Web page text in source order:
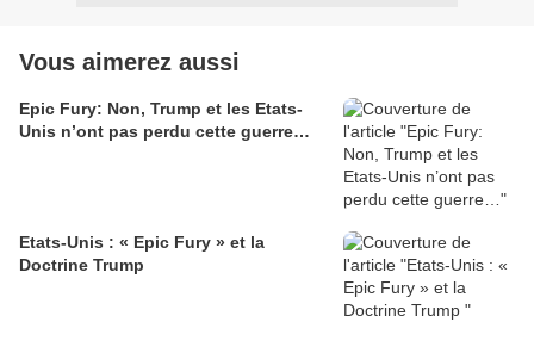
Vous aimerez aussi
Epic Fury: Non, Trump et les Etats-
Unis n’ont pas perdu cette guerre…
Etats-Unis : « Epic Fury » et la
Doctrine Trump